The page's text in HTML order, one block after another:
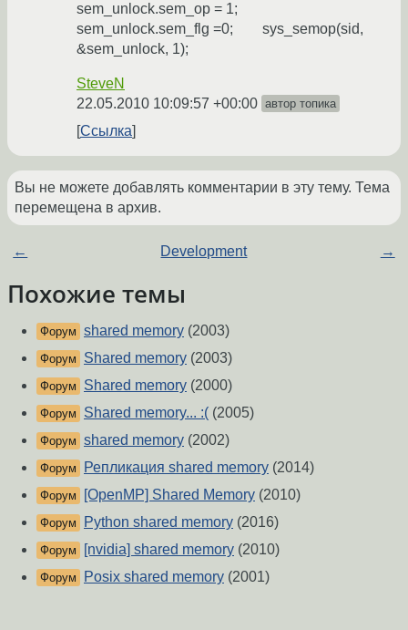
sem_unlock.sem_op = 1;
sem_unlock.sem_flg =0; sys_semop(sid,
&sem_unlock, 1);
SteveN
22.05.2010 10:09:57 +00:00 автор топика
Ссылка
Вы не можете добавлять комментарии в эту тему. Тема
перемещена в архив.
← Development →
Похожие темы
Форум shared memory (2003)
Форум Shared memory (2003)
Форум Shared memory (2000)
Форум Shared memory... :( (2005)
Форум shared memory (2002)
Форум Репликация shared memory (2014)
Форум [OpenMP] Shared Memory (2010)
Форум Python shared memory (2016)
Форум [nvidia] shared memory (2010)
Форум Posix shared memory (2001)